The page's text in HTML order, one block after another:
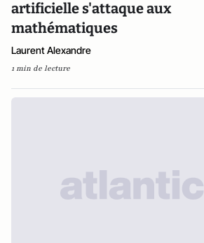
artificielle s'attaque aux
mathématiques
Laurent Alexandre
1 min de lecture